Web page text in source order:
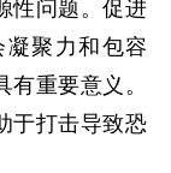
性问题。促进
聚力和包容
重要意义。
于打击导致恐